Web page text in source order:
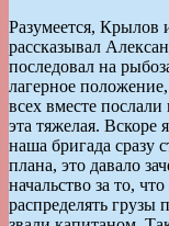
Разумеется, Крылов
рассказывал
последовал на
лагерное
всех вместе
эта тяжелая. Вскоре
наша бригада сразу
плана, это давало
начальство за то,
распределять